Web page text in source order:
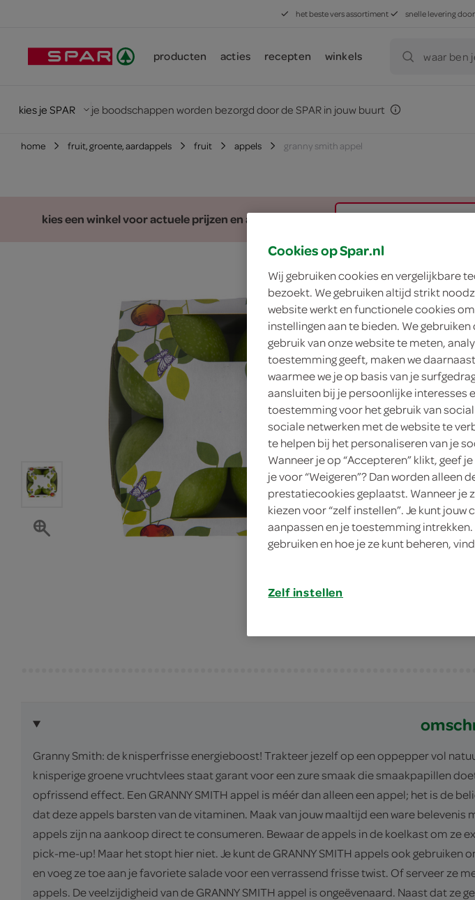
het beste vers assortiment snelle levering door
producten acties recepten winkels waar ben
kies je SPAR je boodschappen worden bezorgd door de SPAR in jouw buurt
home fruit, groente, aardappels fruit appels granny smith appel
kies een winkel voor actuele prijzen en assortiment
3.
39
4 Stuks
in
Let op:
verwerkt
SPAR's
Veelzijdig
Granny Smith: de knisperfrisse energieboost! Trakteer jezelf op een oppepper vol
knisperige groene vruchtvlees staat garant voor een zure smaak die smaakpapillen
opfrissend effect. Een GRANNY SMITH appel is méér dan alleen een appel; het is de
dat deze appels barsten van de vitaminen. Maak van jouw maaltijd een ware belevenis
appels zijn na aankoop direct te consumeren. Bewaar de appels in de koelkast om ze
pick-me-up! Maar het stopt hier niet. Je kunt de GRANNY SMITH appels ook
en voeg ze toe aan je favoriete salade voor een verrassend frisse twist. Of serveer ze
appels. De veelzijdigheid van de GRANNY SMITH appel is ongeëvenaard. Naast dat
Cookies op Spar.nl
Wij gebruiken cookies en vergelijkbare
bezoekt. We gebruiken altijd strikt
website werkt en functionele cookies
instellingen aan te bieden. We
gebruik van onze website te meten,
toestemming geeft, maken we
waarmee we je op basis van je
aansluiten bij je persoonlijke interesses
toestemming voor het gebruik van
sociale netwerken met de website te
te helpen bij het personaliseren van je
Wanneer je op “Accepteren” klikt, geef
je voor “Weigeren”? Dan worden
prestatiecookies geplaatst. Wanneer je
kiezen voor “zelf instellen”. Je kunt
aanpassen en je toestemming
gebruiken en hoe je ze kunt beheren,
Zelf instellen